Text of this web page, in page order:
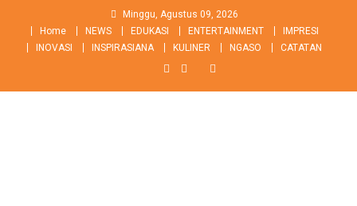
content
Minggu, Agustus 09, 2026
Home
NEWS EDUKASI ENTERTAINMENT
IMPRESI
INOVASI
INSPIRASIANA KULINER NGASO CATATAN